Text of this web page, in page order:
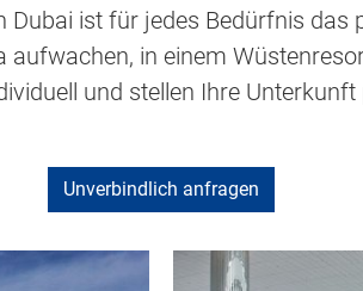
ist für jedes Bedürfnis das
aufwachen, in einem
und stellen Ihre
Unverbindlich anfragen